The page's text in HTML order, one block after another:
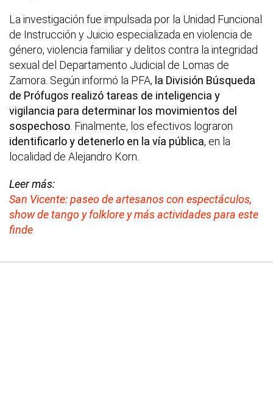
La investigación fue impulsada por la Unidad Funcional
de Instrucción y Juicio especializada en violencia de
género, violencia familiar y delitos contra la integridad
sexual del Departamento Judicial de Lomas de
Zamora. Según informó la PFA, la División Búsqueda
de Prófugos realizó tareas de inteligencia y
vigilancia para determinar los movimientos del
sospechoso . Finalmente, los efectivos lograron
identificarlo y detenerlo en la vía pública, en la
localidad de Alejandro Korn.
Leer más:
San Vicente: paseo de artesanos con espectáculos,
show de tango y folklore y más actividades para este
finde